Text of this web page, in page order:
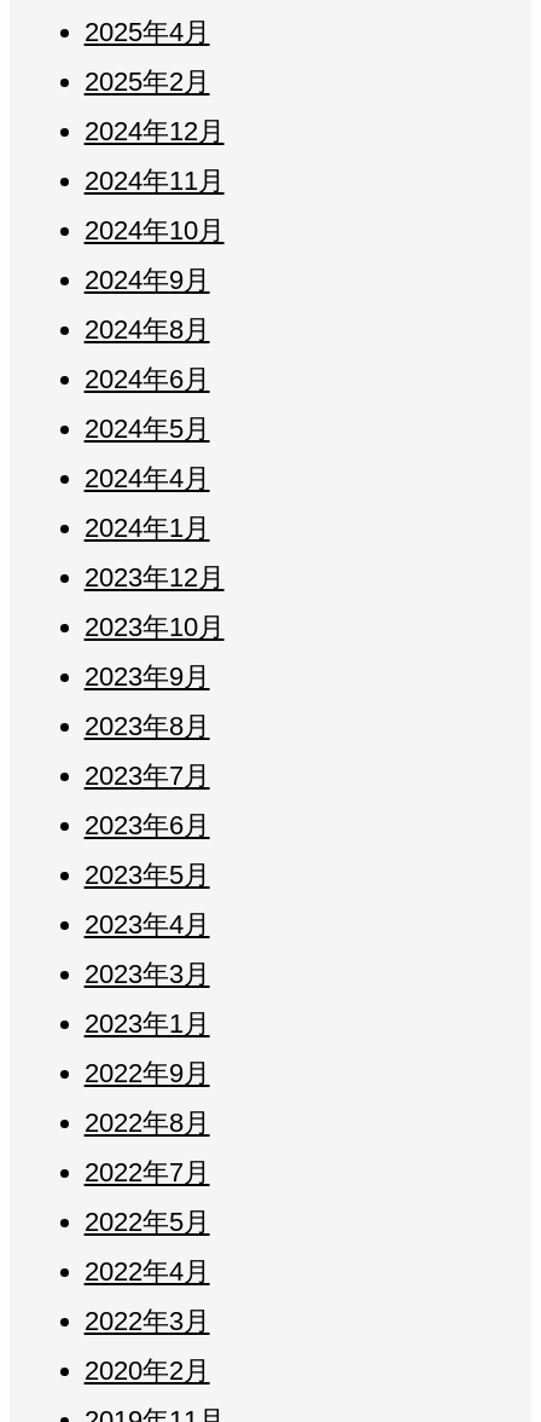
2025年4月
2025年2月
2024年12月
2024年11月
2024年10月
2024年9月
2024年8月
2024年6月
2024年5月
2024年4月
2024年1月
2023年12月
2023年10月
2023年9月
2023年8月
2023年7月
2023年6月
2023年5月
2023年4月
2023年3月
2023年1月
2022年9月
2022年8月
2022年7月
2022年5月
2022年4月
2022年3月
2020年2月